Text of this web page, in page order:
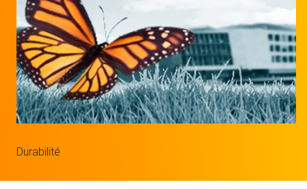
Durabilité